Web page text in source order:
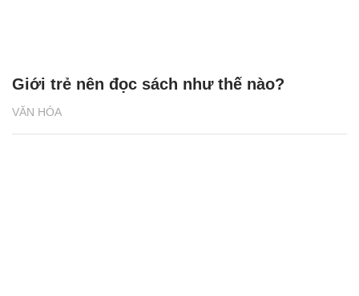
VĂN HÓA
Giới trẻ nên đọc sách như thế nào?